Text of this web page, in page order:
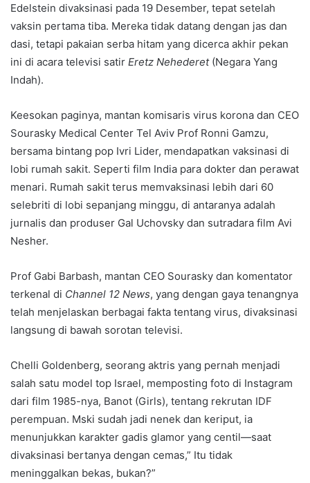
Edelstein divaksinasi pada 19 Desember, tepat setelah
vaksin pertama tiba. Mereka tidak datang dengan jas dan
dasi, tetapi pakaian serba hitam yang dicerca akhir pekan
ini di acara televisi satir Eretz Nehederet(Negara Yang
Indah).
Keesokan paginya, mantan komisaris virus korona dan CEO
Sourasky Medical Center Tel Aviv Prof Ronni Gamzu,
bersama bintang pop Ivri Lider, mendapatkan vaksinasi di
lobi rumah sakit. Seperti film India para dokter dan perawat
menari. Rumah sakit terus memvaksinasi lebih dari 60
selebriti di lobi sepanjang minggu, di antaranya adalah
jurnalis dan produser Gal Uchovsky dan sutradara film Avi
Nesher.
Prof Gabi Barbash, mantan CEO Sourasky dan komentator
terkenal di Channel 12 News, yang dengan gaya tenangnya
telah menjelaskan berbagai fakta tentang virus, divaksinasi
langsung di bawah sorotan televisi.
Chelli Goldenberg, seorang aktris yang pernah menjadi
salah satu model top Israel, memposting foto di Instagram
dari film 1985-nya, Banot (Girls), tentang rekrutan IDF
perempuan. Mski sudah jadi nenek dan keriput, ia
menunjukkan karakter gadis glamor yang centil—saat
divaksinasi bertanya dengan cemas,” Itu tidak
meninggalkan bekas, bukan?”